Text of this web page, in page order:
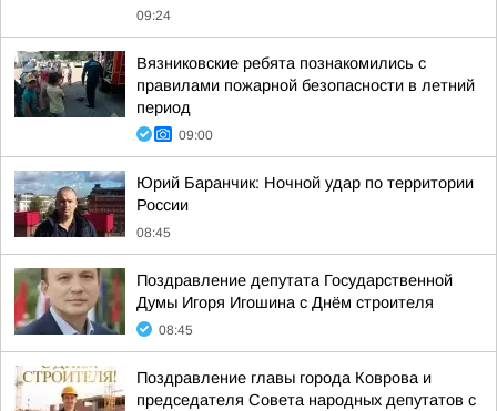
09:24
Вязниковские ребята познакомились с
правилами пожарной безопасности в летний
период
09:00
Юрий Баранчик: Ночной удар по территории
России
08:45
Поздравление депутата Государственной
Думы Игоря Игошина с Днём строителя
08:45
Поздравление главы города Коврова и
председателя Совета народных депутатов с